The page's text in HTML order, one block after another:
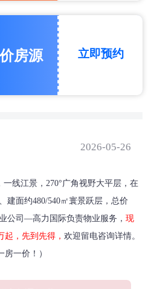
房源 立即预约
2026-05-26
一线江景，270°广角视野大平层，在
建面约480/540㎡寰景跃层，总价
公司—高力国际负责物业服务，现
起，先到先得，欢迎留电咨询详情。
房一价！）